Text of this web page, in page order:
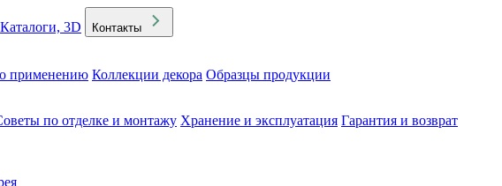
Каталоги, 3D Контакты
применению Коллекции декора Образцы продукции
по отделке и монтажу Хранение и эксплуатация Гарантия и возврат